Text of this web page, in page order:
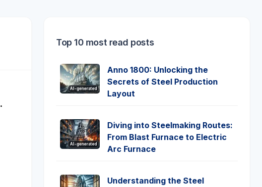
.
Top 10 most read posts
AI-generated
Anno 1800: Unlocking the
Secrets of Steel Production
Layout
AI-generated
Diving into Steelmaking Routes:
From Blast Furnace to Electric
Arc Furnace
Understanding the Steel